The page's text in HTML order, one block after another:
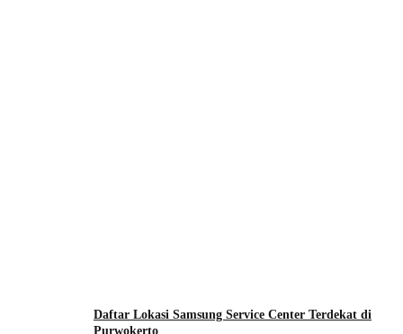
Daftar Lokasi Samsung Service Center Terdekat di
Purwokerto